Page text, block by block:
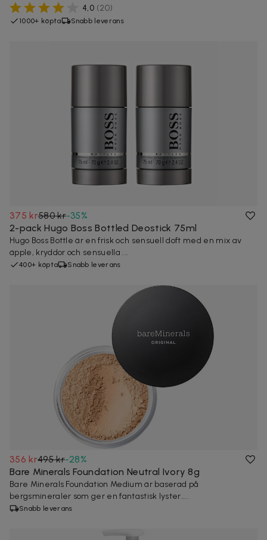
4,0 (20)
1000+ köpta Snabb leverans
375 kr580 kr-35%
2-pack Hugo Boss Bottled Deostick 75ml
Hugo Boss Bottle är en frisk och sensuell doft med en mix av
äpple, kryddor och sensuella ...
400+ köpta Snabb leverans
356 kr495 kr-28%
Bare Minerals Foundation Neutral Ivory 8g
Bare Minerals Foundation Medium är baserad på
bergsmineraler som ger en fantastisk lyster....
Snabb leverans